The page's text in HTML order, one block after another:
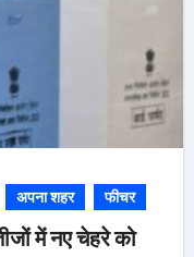
अपना शहर फीचर
में नए चेहरे को